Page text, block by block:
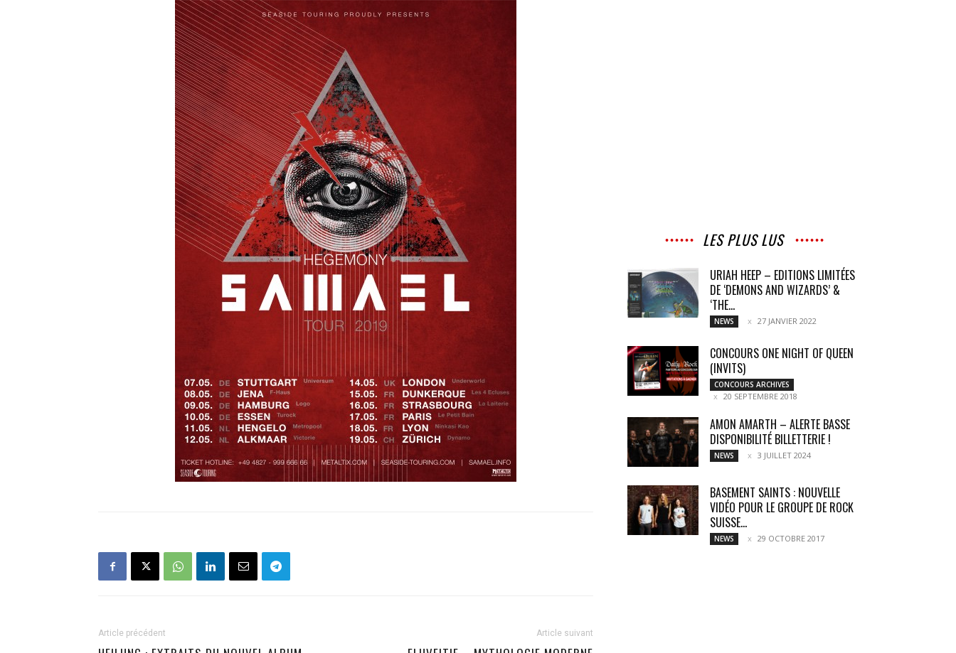
Article précédent Article suivant
LES PLUS LUS
URIAH HEEP – EDITIONS LIMITÉES
DE ‘DEMONS AND WIZARDS’ &
‘THE...
NEWS 27 JANVIER 2022
CONCOURS ONE NIGHT OF QUEEN
(INVITS)
CONCOURS ARCHIVES
20 SEPTEMBRE 2018
AMON AMARTH – ALERTE BASSE
DISPONIBILITÉ BILLETTERIE !
NEWS 3 JUILLET 2024
BASEMENT SAINTS : NOUVELLE
VIDÉO POUR LE GROUPE DE ROCK
SUISSE...
NEWS 29 OCTOBRE 2017